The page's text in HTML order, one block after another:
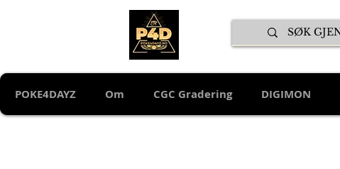
POKE4DAYZ Om CGC Gradering DIGIMON